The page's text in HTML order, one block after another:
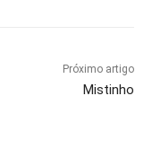
Próximo artigo
Mistinho